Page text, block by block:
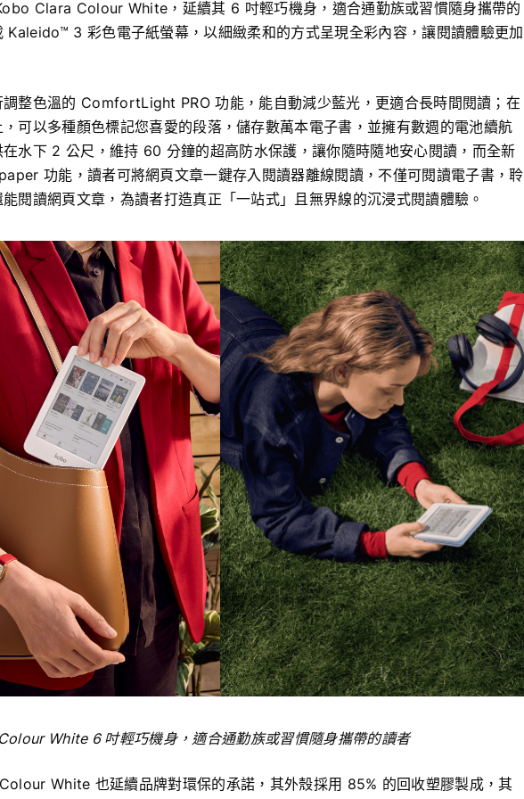
Clara Colour White，延續其 6 吋輕巧機身，適合通勤族或習慣隨身攜帶的
Kaleido™ 3 彩色電子紙螢幕，以細緻柔和的方式呈現全彩內容，讓閱讀體驗更加
調整色溫的 ComfortLight PRO 功能，能自動減少藍光，更適合長時間閱讀；在
可以多種顏色標記您喜愛的段落，儲存數萬本電子書，並擁有數週的電池續航
在水下 2 公尺，維持 60 分鐘的超高防水保護，讓你隨時隨地安心閱讀，而全新
功能，讀者可將網頁文章一鍵存入閱讀器離線閱讀，不僅可閱讀電子書，聆
閱讀網頁文章，為讀者打造真正「一站式」且無界線的沉浸式閱讀體驗。
White 6 吋輕巧機身，適合通勤族或習慣隨身攜帶的讀者
White 也延續品牌對環保的承諾，其外殼採用 85% 的回收塑膠製成，其